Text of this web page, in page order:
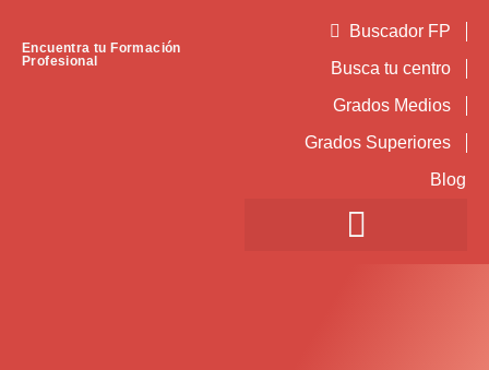
Encuentra tu Formación
Profesional
Buscador FP
Busca tu centro
Grados Medios
Grados Superiores
Blog